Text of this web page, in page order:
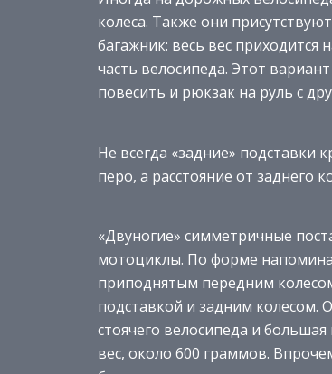
колеса. Также они
багажник: весь вес приходится
часть велосипеда. Этот
повесить и рюкзак на руль с
Не всегда «задние» подставки
перо, а расстояние от заднего
«Двуногие» симметричные
мотоциклы. По форме
приподнятым передним
подставкой и задним колесом.
стоячего велосипеда и
вес, около 600 граммов.